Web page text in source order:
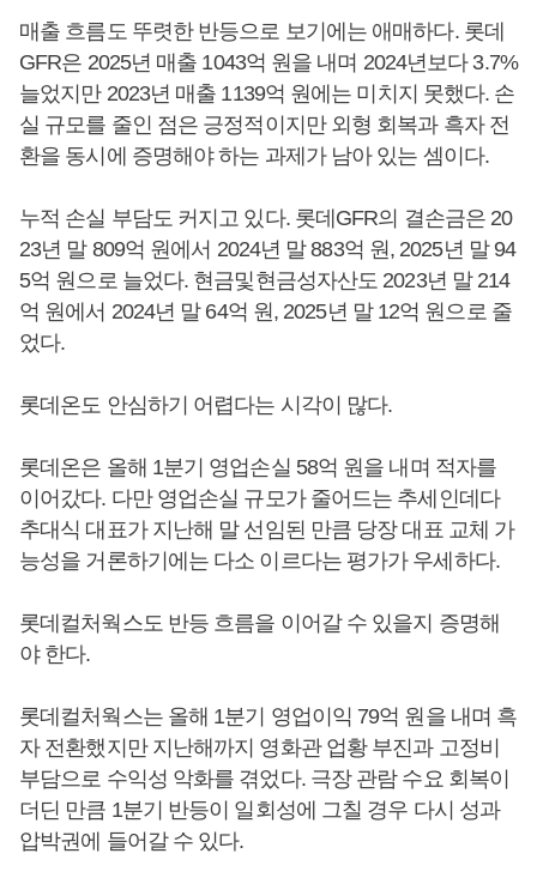
매출 흐름도 뚜렷한 반등으로 보기에는 애매하다. 롯데
GFR은 2025년 매출 1043억 원을 내며 2024년보다 3.7%
늘었지만 2023년 매출 1139억 원에는 미치지 못했다. 손
실 규모를 줄인 점은 긍정적이지만 외형 회복과 흑자 전
환을 동시에 증명해야 하는 과제가 남아 있는 셈이다.
누적 손실 부담도 커지고 있다. 롯데GFR의 결손금은 20
23년 말 809억 원에서 2024년 말 883억 원, 2025년 말 94
5억 원으로 늘었다. 현금및현금성자산도 2023년 말 214
억 원에서 2024년 말 64억 원, 2025년 말 12억 원으로 줄
었다.
롯데온도 안심하기 어렵다는 시각이 많다.
롯데온은 올해 1분기 영업손실 58억 원을 내며 적자를
이어갔다. 다만 영업손실 규모가 줄어드는 추세인데다
추대식 대표가 지난해 말 선임된 만큼 당장 대표 교체 가
능성을 거론하기에는 다소 이르다는 평가가 우세하다.
롯데컬처웍스도 반등 흐름을 이어갈 수 있을지 증명해
야 한다.
롯데컬처웍스는 올해 1분기 영업이익 79억 원을 내며 흑
자 전환했지만 지난해까지 영화관 업황 부진과 고정비
부담으로 수익성 악화를 겪었다. 극장 관람 수요 회복이
더딘 만큼 1분기 반등이 일회성에 그칠 경우 다시 성과
압박권에 들어갈 수 있다.